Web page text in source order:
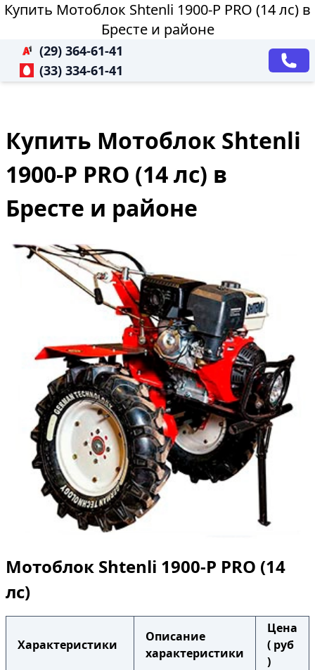
Купить Мотоблок Shtenli 1900-P PRO (14 лс) в
Бресте и районе
(29) 364-61-41
(33) 334-61-41
Купить Мотоблок Shtenli
1900-P PRO (14 лс) в
Бресте и районе
Мотоблок Shtenli 1900-P PRO (14
лс)
Характеристики
Описание
характеристики
Цена
( руб
)